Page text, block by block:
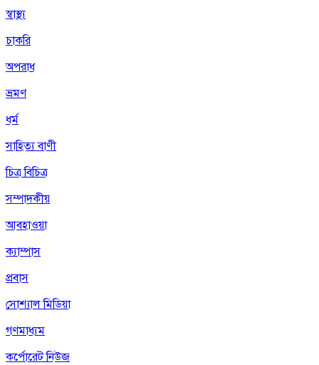
স্বাস্থ্য
চাকরি
অপরাধ
ভ্রমণ
ধর্ম
সাহিত্য বাণী
চিত্র বিচিত্র
সম্পাদকীয়
আবহাওয়া
ক্যাম্পাস
প্রবাস
সোশ্যাল মিডিয়া
গণমাধ্যম
কর্পোরেট নিউজ